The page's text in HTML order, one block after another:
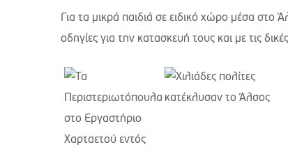
Για τα μικρά παιδιά σε ειδικό χώρο μέσα
οδηγίες για την κατασκευή τους και με τις